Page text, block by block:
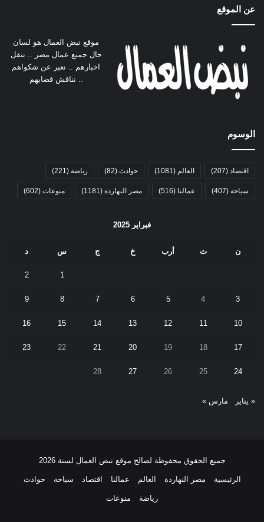
عن الموقع
موقع نبض العمال هو لسان
حال جميع عمال مصر .. ننقل
اخبارهم .. نعبر عن شكواهم
.. نناقش قضايهم
الوسوم
اقتصاد (207) العالم (1081) حوادث (82) رياضة (221)
سياحة (407) عمالنا (516) مصر النهاردة (1181) منوعات (602)
فبراير 2025
ن ث أرب خ ج س د
1
2
3
4
5
6
7
8
9
10
11
12
13
14
15
16
17
18
19
20
21
22
23
24
25
26
27
28
« يناير مارس »
جميع الحقوق محفوظة لصالح موقع نبض العمال لسنة 2026
الرئيسية مصر النهاردة العالم عمالنا اقتصاد سياحة حوادث
رياضة منوعات